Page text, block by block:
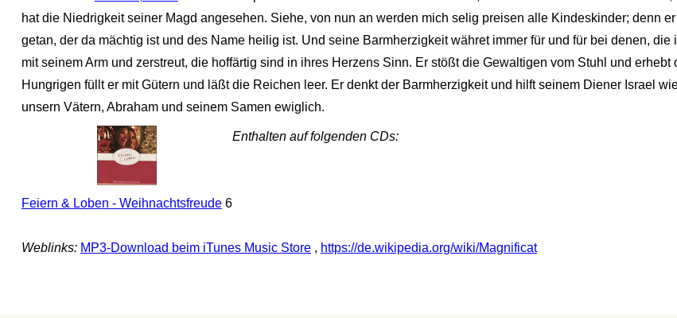
hat die Niedrigkeit seiner Magd angesehen. Siehe, von nun an werden mich selig preisen alle Kindeskinder; denn
getan, der da mächtig ist und des Name heilig ist. Und seine Barmherzigkeit währet immer für und für bei denen, die
mit seinem Arm und zerstreut, die hoffärtig sind in ihres Herzens Sinn. Er stößt die Gewaltigen vom Stuhl und erhebt
Hungrigen füllt er mit Gütern und läßt die Reichen leer. Er denkt der Barmherzigkeit und hilft seinem Diener Israel
unsern Vätern, Abraham und seinem Samen ewiglich.
Enthalten auf folgenden CDs:
Feiern & Loben - Weihnachtsfreude6
Weblinks: MP3-Download beim iTunes Music Store, https://de.wikipedia.org/wiki/Magnificat